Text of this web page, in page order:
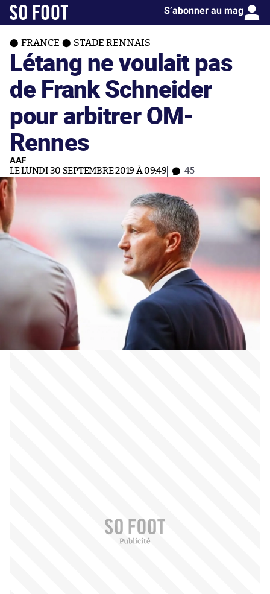
S’abonner au mag
FRANCE STADE RENNAIS
Létang ne voulait pas
de Frank Schneider
pour arbitrer OM-
Rennes
AAF
LE LUNDI 30 SEPTEMBRE 2019 À 09:49 45